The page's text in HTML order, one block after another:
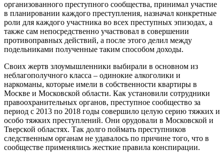
организованного преступного сообщества, принимал участие
в планировании каждого преступления, назначал конкретные
роли для каждого участника во всех преступных эпизодах, а
также сам непосредственно участвовал в совершении
противоправных действий, а после этого делил между
подельниками полученные таким способом доходы.
Своих жертв злоумышленники выбирали в основном из
неблагополучного класса – одинокие алкоголики и
наркоманы, которые имели в собственности квартиры в
Москве и Московской области. Как установили сотрудники
правоохранительных органов, преступное сообщество за
период с 2013 по 2018 годы совершило целую серию тяжких и
особо тяжких преступлений. Они орудовали в Московской и
Тверской областях. Так долго поймать преступников
следственным органам не удавалось по причине того, что в
сообществе применялись жесткие правила конспирации.